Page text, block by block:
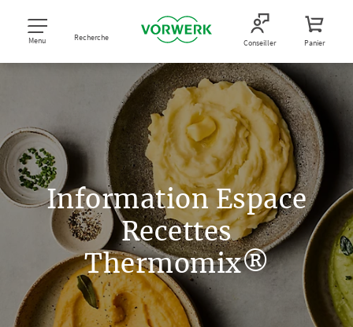
Menu Recherche Conseiller Panier
Information Espace
Recettes
Thermomix®